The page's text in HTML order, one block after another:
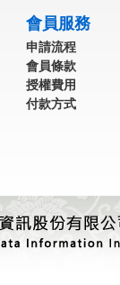
會員服務
申請流程
會員條款
授權費用
付款方式